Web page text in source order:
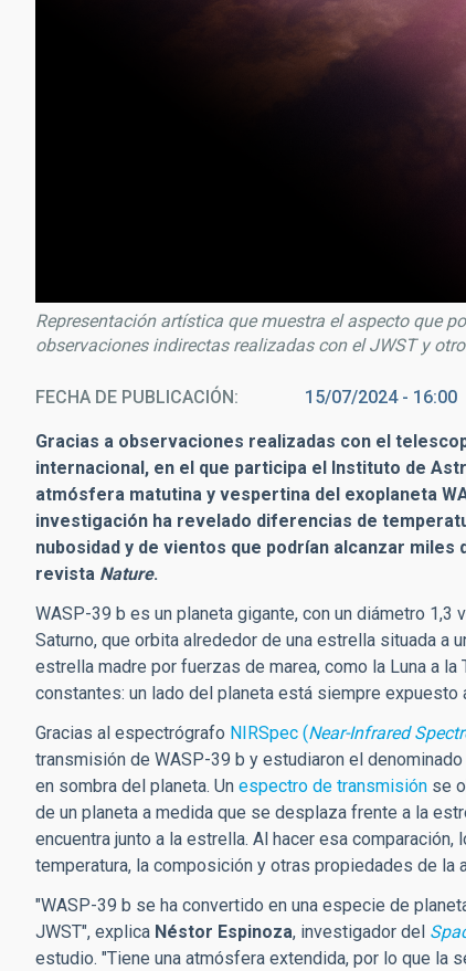
Representación artística que muestra el aspecto que
observaciones indirectas realizadas con el JWST y
FECHA DE PUBLICACIÓN 15/07/2024 - 16:00
Gracias a observaciones realizadas con el
internacional, en el que participa el Instituto de
atmósfera matutina y vespertina del exoplaneta
investigación ha revelado diferencias de
nubosidad y de vientos que podrían alcanzar
revista Nature.
WASP-39 b es un planeta gigante, con un diámetro
Saturno, que orbita alrededor de una estrella situada a
estrella madre por fuerzas de marea, como la Luna a
constantes: un lado del planeta está siempre
Gracias al espectrógrafo NIRSpec (Near-Infrared
transmisión de WASP-39 b y estudiaron el
en sombra del planeta. Un espectro de transmisión se
de un planeta a medida que se desplaza frente a la
encuentra junto a la estrella. Al hacer esa
temperatura, la composición y otras propiedades de la
"WASP-39 b se ha convertido en una especie de
JWST", explica Néstor Espinoza, investigador del
estudio. "Tiene una atmósfera extendida, por lo que la